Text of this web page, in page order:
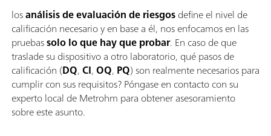
losanálisis de evaluación de riesgosdefine el nivel de
calificación necesario y en base a él, nos enfocamos en las
pruebassolo lo que hay que probar. En caso de que
traslade su dispositivo a otro laboratorio, qué pasos de
calificación (DQ,CI,OQ, PQ) son realmente necesarios para
cumplir con sus requisitos? Póngase en contacto con su
experto local de Metrohm para obtener asesoramiento
sobre este asunto.